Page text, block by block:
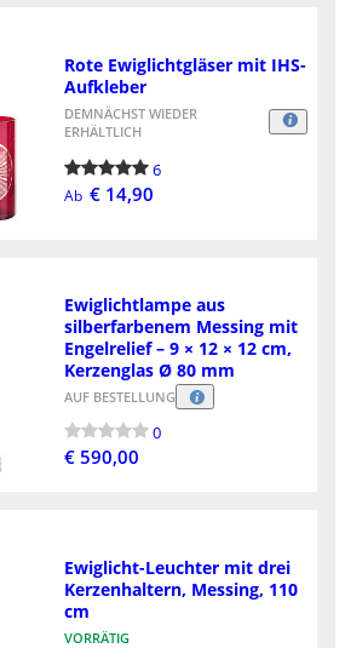
Rote Ewiglichtgläser mit IHS-
Aufkleber
DEMNÄCHST WIEDER
ERHÄLTLICH
6
Ab € 14,90
Ewiglichtlampe aus
silberfarbenem Messing mit
Engelrelief – 9 × 12 × 12 cm,
Kerzenglas Ø 80 mm
AUF BESTELLUNG
0
€ 590,00
Ewiglicht-Leuchter mit drei
Kerzenhaltern, Messing, 110
cm
VORRÄTIG